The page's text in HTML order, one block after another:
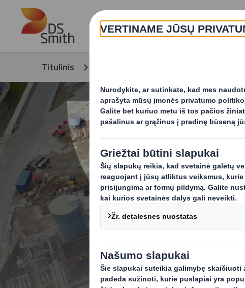
Skip to main content
Titulinis